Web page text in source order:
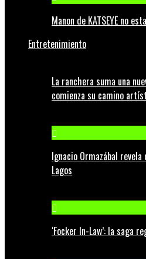
Manon de KATSEYE no
Entretenimiento
La ranchera suma una
comienza su camino
Ignacio Ormazábal
Lagos
‘Focker In-Law’: la saga